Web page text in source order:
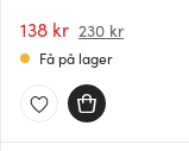
multi
138 kr 230 kr
Få på lager